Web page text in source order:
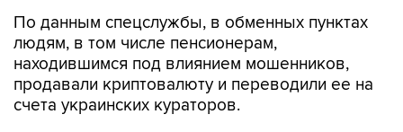
По данным спецслужбы, в обменных пунктах
людям, в том числе пенсионерам,
находившимся под влиянием мошенников,
продавали криптовалюту и переводили ее на
счета украинских кураторов.